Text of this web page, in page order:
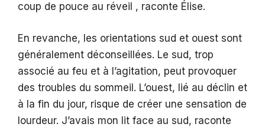
coup de pouce au réveil , raconte Élise.
En revanche, les orientations sud et ouest sont
généralement déconseillées. Le sud, trop
associé au feu et à l’agitation, peut provoquer
des troubles du sommeil. L’ouest, lié au déclin et
à la fin du jour, risque de créer une sensation de
lourdeur. J’avais mon lit face au sud, raconte